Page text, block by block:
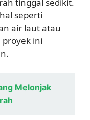
seperti
air laut atau
ini
Melonjak